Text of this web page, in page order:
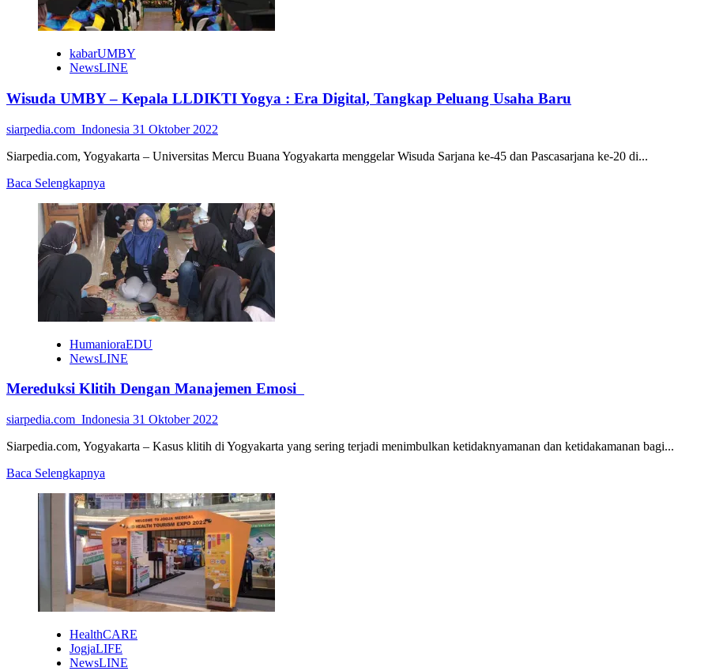
IRN
CSR
Indofood
Sukses
Makmur
kabarUMBY
NewsLINE
Wisuda UMBY – Kepala LLDIKTI Yogya : Era Digital, Tangkap Peluang Usaha Baru
siarpedia.com_Indonesia 31 Oktober 2022
Siarpedia.com, Yogyakarta – Universitas Mercu Buana Yogyakarta menggelar Wisuda Sarjana ke-45 dan Pascasarjana ke-20 di...
Baca Selengkapnya
about
Wisuda
UMBY
–
Kepala
LLDIKTI
Yogya
:
Era
Digital,
Tangkap
Peluang
Usaha
Baru
HumanioraEDU
NewsLINE
Mereduksi Klitih Dengan Manajemen Emosi
siarpedia.com_Indonesia 31 Oktober 2022
Siarpedia.com, Yogyakarta – Kasus klitih di Yogyakarta yang sering terjadi menimbulkan ketidaknyamanan dan ketidakamanan bagi...
Baca Selengkapnya
about
Mereduksi
Klitih
Dengan
Manajemen
Emosi
HealthCARE
JogjaLIFE
NewsLINE